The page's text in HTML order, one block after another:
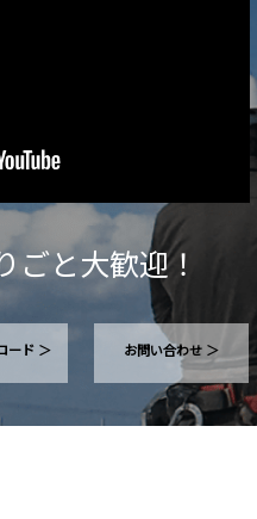
ごと大歓迎！
ード ＞ お問い合わせ ＞